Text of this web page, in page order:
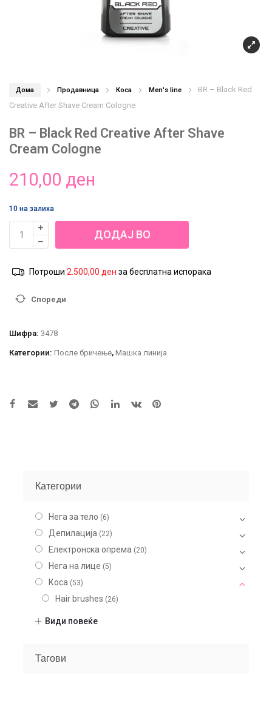
Дома Продавница Коса Men's line
BR – Black Red
Creative After Shave Cream Cologne
BR – Black Red Creative After Shave
Cream Cologne
210,00 ден
10 на залиха
Red
Creative
After
Shave
Cologne
ДОДАЈ ВО
Потроши 2.500,00 ден за бесплатна испорака
Спореди
Шифра: 3478
Категории: После бричење, Машка линија
Категории
Нега за тело (6)
Депилација (22)
Електронска опрема (20)
Нега на лице (5)
Коса (53)
Hair brushes (26)
(1)
Styling
Види повеќе
Тагови